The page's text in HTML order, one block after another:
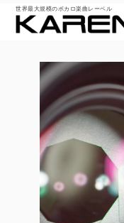
世界最大規模のボカロ楽曲レーベル